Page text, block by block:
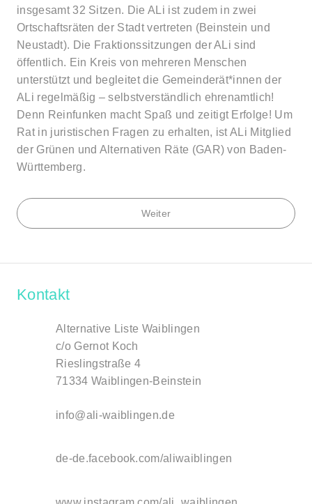
insgesamt 32 Sitzen. Die ALi ist zudem in zwei
Ortschaftsräten der Stadt vertreten (Beinstein und
Neustadt). Die Fraktionssitzungen der ALi sind
öffentlich. Ein Kreis von mehreren Menschen
unterstützt und begleitet die Gemeinderät*innen der
ALi regelmäßig – selbstverständlich ehrenamtlich!
Denn Reinfunken macht Spaß und zeitigt Erfolge! Um
Rat in juristischen Fragen zu erhalten, ist ALi Mitglied
der Grünen und Alternativen Räte (GAR) von Baden-
Württemberg.
Weiter
Kontakt
Alternative Liste Waiblingen
c/o Gernot Koch
Rieslingstraße 4
71334 Waiblingen-Beinstein
info@ali-waiblingen.de
de-de.facebook.com/aliwaiblingen